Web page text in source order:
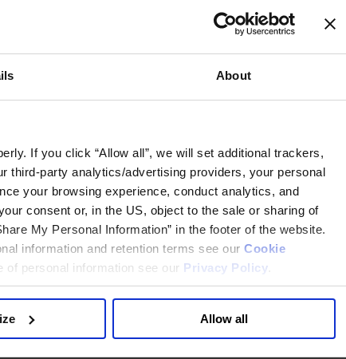
About
If you click “Allow all”, we will set additional trackers,
third-party analytics/advertising providers, your personal
your browsing experience, conduct analytics, and
consent or, in the US, object to the sale or sharing of
My Personal Information” in the footer of the website.
information and retention terms see our Cookie
of personal information see our Privacy Policy
Allow all